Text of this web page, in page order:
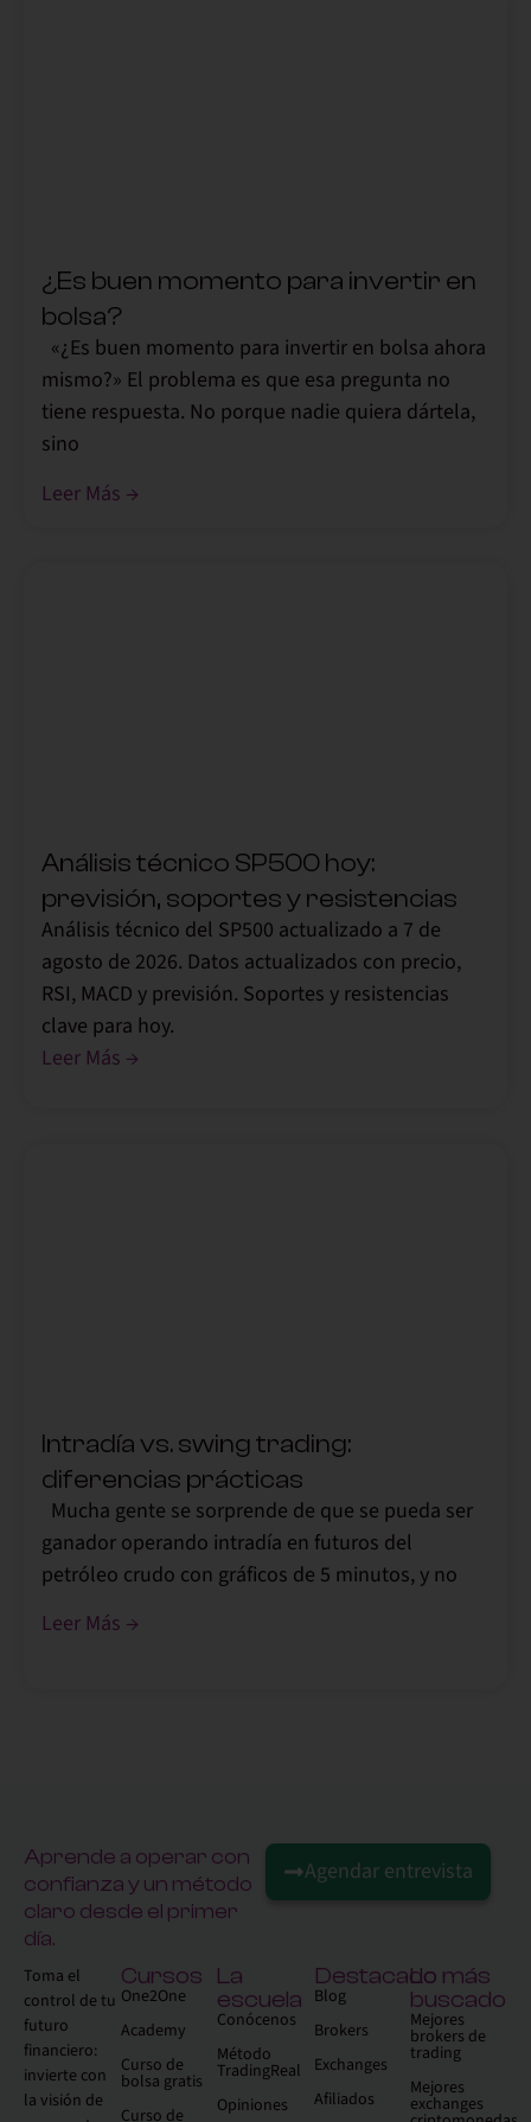
¿Es buen momento para invertir en
bolsa?
«¿Es buen momento para invertir en bolsa ahora
mismo?» El problema es que esa pregunta no
tiene respuesta. No porque nadie quiera dártela,
sino
Leer Más →
Análisis técnico SP500 hoy:
previsión, soportes y resistencias
Análisis técnico del SP500 actualizado a 7 de
agosto de 2026. Datos actualizados con precio,
RSI, MACD y previsión. Soportes y resistencias
clave para hoy.
Leer Más →
Intradía vs. swing trading:
diferencias prácticas
Mucha gente se sorprende de que se pueda ser
ganador operando intradía en futuros del
petróleo crudo con gráficos de 5 minutos, y no
Leer Más →
Aprende a operar con
confianza y un método
claro desde el primer
día.
Agendar entrevista
Toma el
control de tu
futuro
financiero:
invierte con
la visión de
Cursos
One2One
Academy
Curso de
bolsa gratis
Curso de
La
escuela
Conócenos
Método
TradingReal
Opiniones
Destacado
Blog
Brokers
Exchanges
Afiliados
Lo más
buscado
Mejores
brokers de
trading
Mejores
exchanges